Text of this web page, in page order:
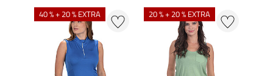
40 % + 20 % EXTRA 20 % + 20 % EXTRA